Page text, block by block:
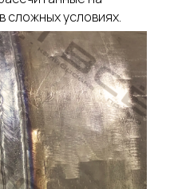
сложных условиях.